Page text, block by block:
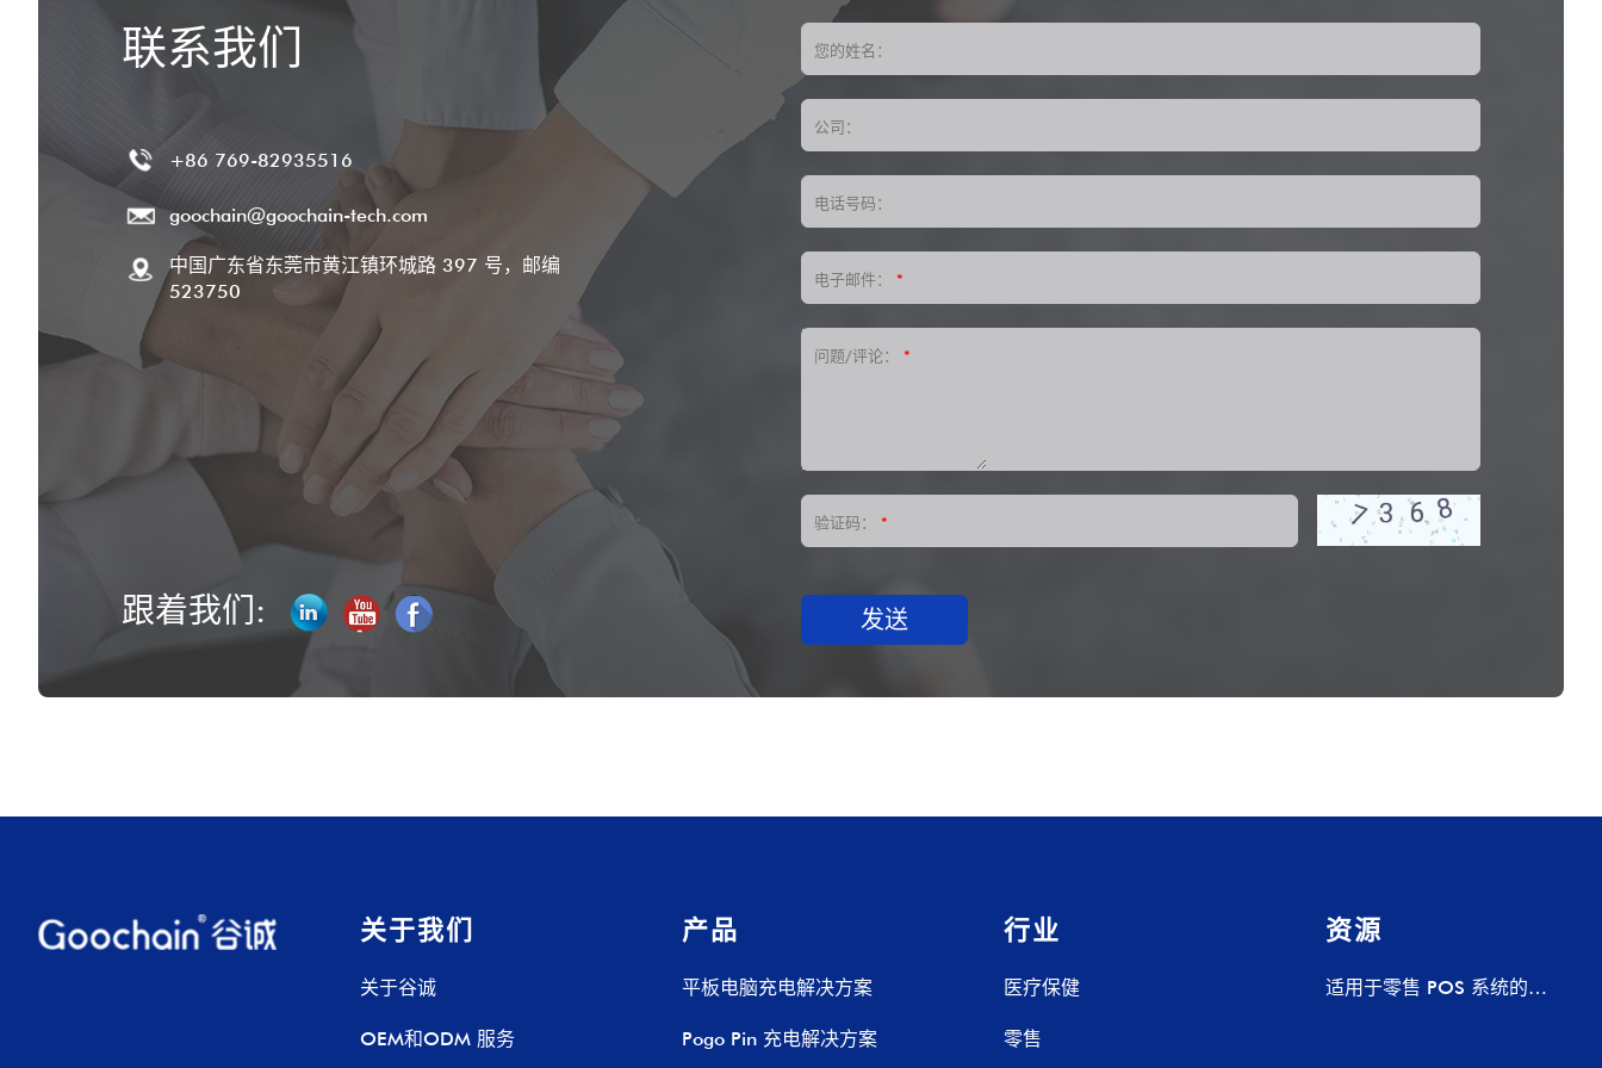
联系我们
+86 769-82935516
goochain@goochain-tech.com
中国广东省东莞市黄江镇环城路 397 号，邮编
523750
跟着我们:
您的姓名：
公司：
电话号码：
电子邮件： *
问题/评论： *
验证码： *
发送
关于我们
关于谷诚
OEM和ODM 服务
产品
平板电脑充电解决方案
Pogo Pin 充电解决方案
行业
医疗保健
零售
资源
适用于零售 POS 系统的